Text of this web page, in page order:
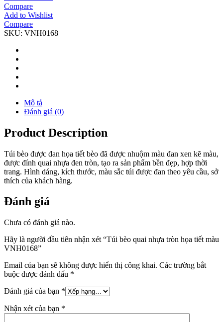
Compare
Add to Wishlist
Compare
SKU: VNH0168
Mô tả
Đánh giá (0)
Product Description
Túi bèo được đan họa tiết bèo đã được nhuộm màu đan xen kẽ màu,
được đính quai nhựa đen tròn, tạo ra sản phẩm bền đẹp, hợp thời
trang. Hình dáng, kích thước, màu sắc túi được đan theo yêu cầu, sở
thích của khách hàng.
Đánh giá
Chưa có đánh giá nào.
Hãy là người đầu tiên nhận xét “Túi bèo quai nhựa tròn họa tiết màu
VNH0168”
Email của bạn sẽ không được hiển thị công khai. Các trường bắt
buộc được đánh dấu *
Đánh giá của bạn *
Nhận xét của bạn *